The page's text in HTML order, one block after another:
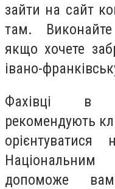
зайти на сайт
там.
якщо хочете
івано-
Фахівці в
рекомендують
орієнтуватися
допоможе